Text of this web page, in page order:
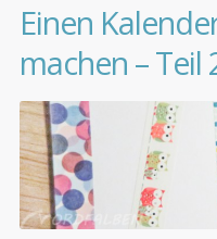
Einen
machen – Teil